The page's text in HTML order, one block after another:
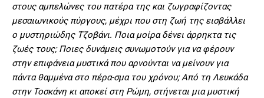
στους αμπελώνες του πατέρα της και ζωγραφίζοντας
μεσαιωνικούς πύργους, μέχρι που στη ζωή της εισβάλλει
ο μυστηριώδης Τζοβάνι. Ποια μοίρα δένει άρρηκτα τις
ζωές τους; Ποιες δυνάμεις συνωμοτούν για να φέρουν
στην επιφάνεια μυστικά που αρνούνται να μείνουν για
πάντα θαμμένα στο πέρα-σμα του χρόνου; Από τη Λευκάδα
στην Τοσκάνη κι αποκεί στη Ρώμη, στήνεται μια μυστική